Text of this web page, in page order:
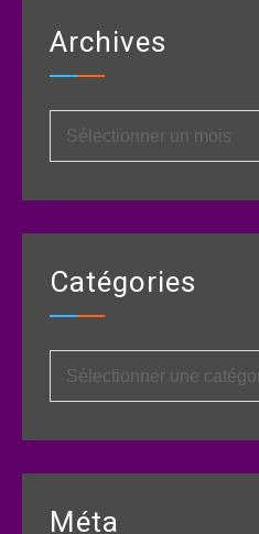
Archives
Catégories
Méta